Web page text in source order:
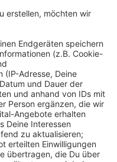
dann in der
und aufwändige
werden. In den
bei jedem
entweder zu hoch
weil entgegen
werden und die
wird.